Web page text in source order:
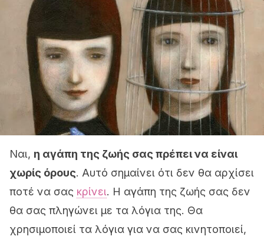
Ναι, η αγάπη της ζωής σας πρέπει να είναι
χωρίς όρους. Αυτό σημαίνει ότι δεν θα αρχίσει
ποτέ να σας κρίνει. Η αγάπη της ζωής σας δεν
θα σας πληγώνει με τα λόγια της. Θα
χρησιμοποιεί τα λόγια για να σας κινητοποιεί,